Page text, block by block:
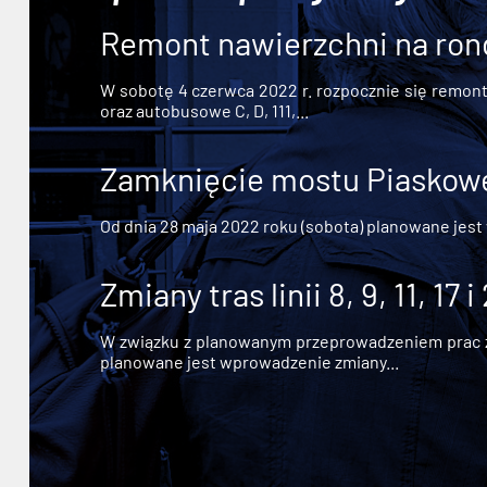
Remont nawierzchni na
W sobotę 4 czerwca 2022 r. rozpocznie się
oraz autobusowe C, D, 111,...
Zamknięcie mostu
Od dnia 28 maja 2022 roku (sobota) planowane
Zmiany tras linii 8, 9, 11, 17 i
W związku z planowanym przeprowadzeniem
planowane jest wprowadzenie zmiany...